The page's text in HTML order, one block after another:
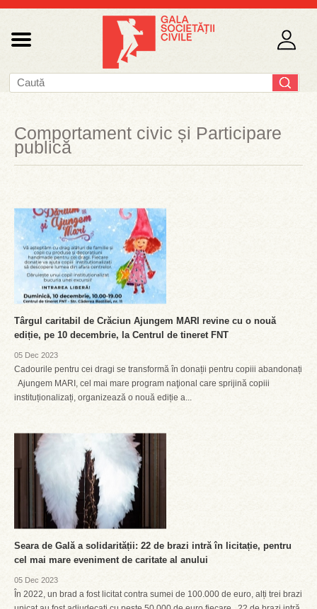
Comportament civic și Participare
publică
Târgul caritabil de Crăciun Ajungem MARI revine cu o nouă
ediție, pe 10 decembrie, la Centrul de tineret FNT
05 Dec 2023
Cadourile pentru cei dragi se transformă în donații pentru copiii abandonați
Ajungem MARI, cel mai mare program naţional care sprijină copiii
instituționalizați, organizează o nouă ediție a...
Seara de Gală a solidarității: 22 de brazi intră în licitație, pentru
cel mai mare eveniment de caritate al anului
05 Dec 2023
În 2022, un brad a fost licitat contra sumei de 100.000 de euro, alți trei brazi